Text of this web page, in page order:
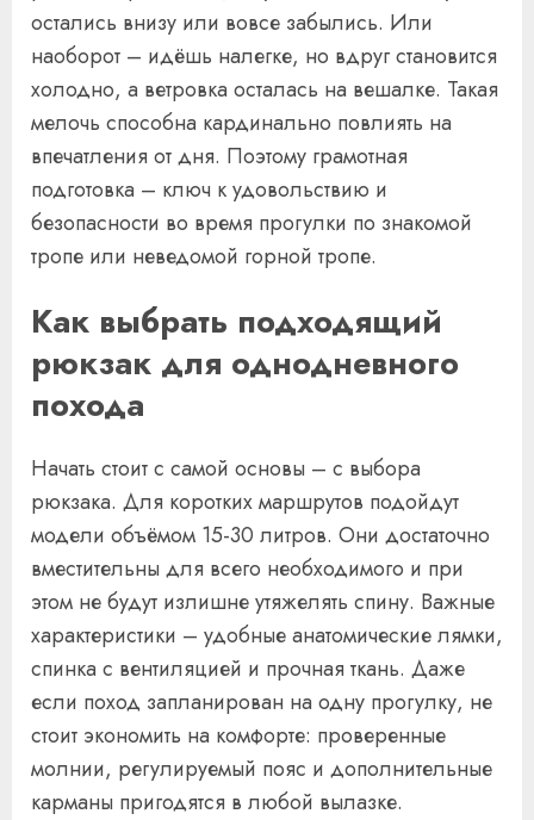
остались внизу или вовсе забылись. Или
наоборот – идёшь налегке, но вдруг становится
холодно, а ветровка осталась на вешалке. Такая
мелочь способна кардинально повлиять на
впечатления от дня. Поэтому грамотная
подготовка – ключ к удовольствию и
безопасности во время прогулки по знакомой
тропе или неведомой горной тропе.
Как выбрать подходящий
рюкзак для однодневного
похода
Начать стоит с самой основы – с выбора
рюкзака. Для коротких маршрутов подойдут
модели объёмом 15-30 литров. Они достаточно
вместительны для всего необходимого и при
этом не будут излишне утяжелять спину. Важные
характеристики – удобные анатомические лямки,
спинка с вентиляцией и прочная ткань. Даже
если поход запланирован на одну прогулку, не
стоит экономить на комфорте: проверенные
молнии, регулируемый пояс и дополнительные
карманы пригодятся в любой вылазке.